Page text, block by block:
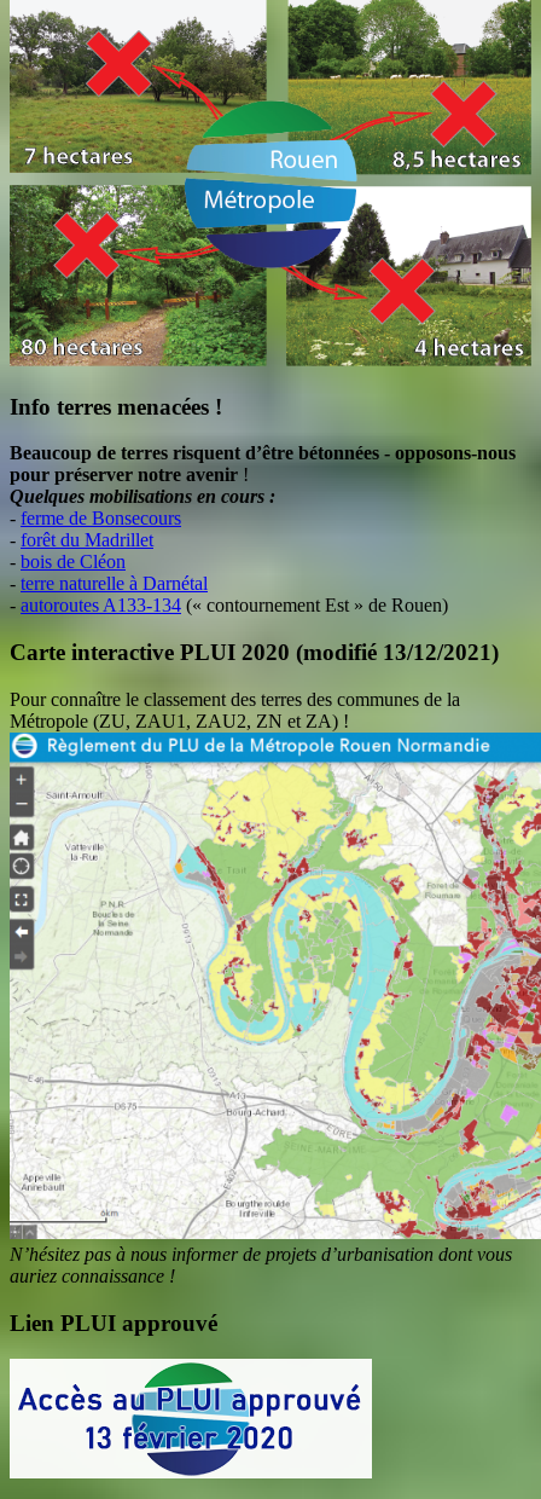
Info terres menacées !
Beaucoup de terres risquent d’être bétonnées - opposons-nous
pour préserver notre avenir !
Quelques mobilisations en cours :
- ferme de Bonsecours
- forêt du Madrillet
- bois de Cléon
- terre naturelle à Darnétal
- autoroutes A133-134 (« contournement Est » de Rouen)
Carte interactive PLUI 2020 (modifié 13/12/2021)
Pour connaître le classement des terres des communes de la
Métropole (ZU, ZAU1, ZAU2, ZN et ZA) !
N’hésitez pas à nous informer de projets d’urbanisation dont vous
auriez connaissance !
Lien PLUI approuvé